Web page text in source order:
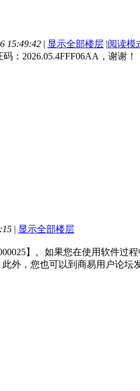
15:49:42 | 显示全部楼层 |阅读模
：2026.05.4FFF06AA，谢谢！
| 显示全部楼层
】。如果您在使用软件过
此外，您也可以到商易用户论